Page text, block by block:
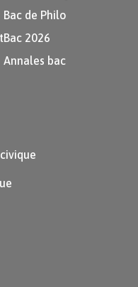
Bac de Philo
Bac 2026
Annales bac